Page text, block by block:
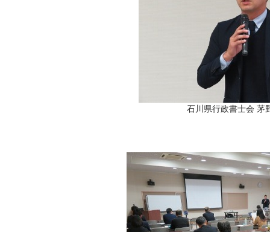
石川県行政書士会 茅